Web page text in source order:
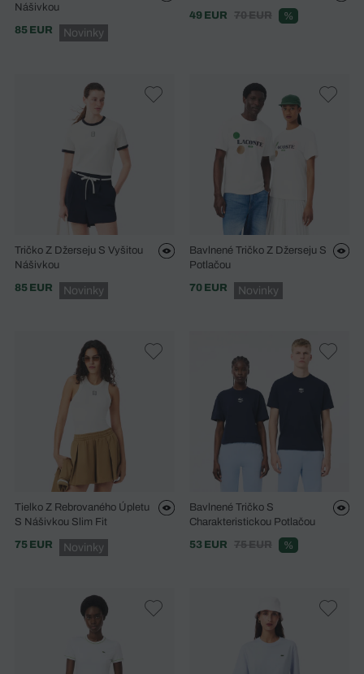
Nášivkou
85 EUR
Novinky
49 EUR
70 EUR %
Tričko Z Džerseju S Vyšitou
Nášivkou
85 EUR
Novinky
Bavlnené Tričko Z Džerseju S
Potlačou
70 EUR
Novinky
Tielko Z Rebrovaného Úpletu
S Nášivkou Slim Fit
75 EUR
Novinky
Bavlnené Tričko S
Charakteristickou Potlačou
53 EUR
75 EUR %